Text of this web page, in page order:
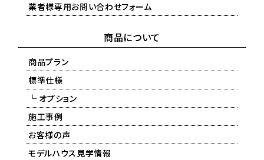
業者様専用お問い合わせフォーム
商品について
商品プラン
標準仕様
└ オプション
施工事例
お客様の声
モデルハウス見学情報